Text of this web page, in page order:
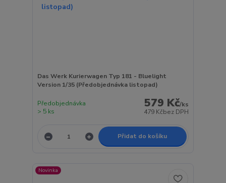
Das Werk Kurierwagen Typ 181 - Bluelight
Version 1/35 (Předobjednávka listopad)
579 Kč/ks
479 Kčbez DPH
Předobjednávka
> 5 ks
Přidat do košíku
Novinka